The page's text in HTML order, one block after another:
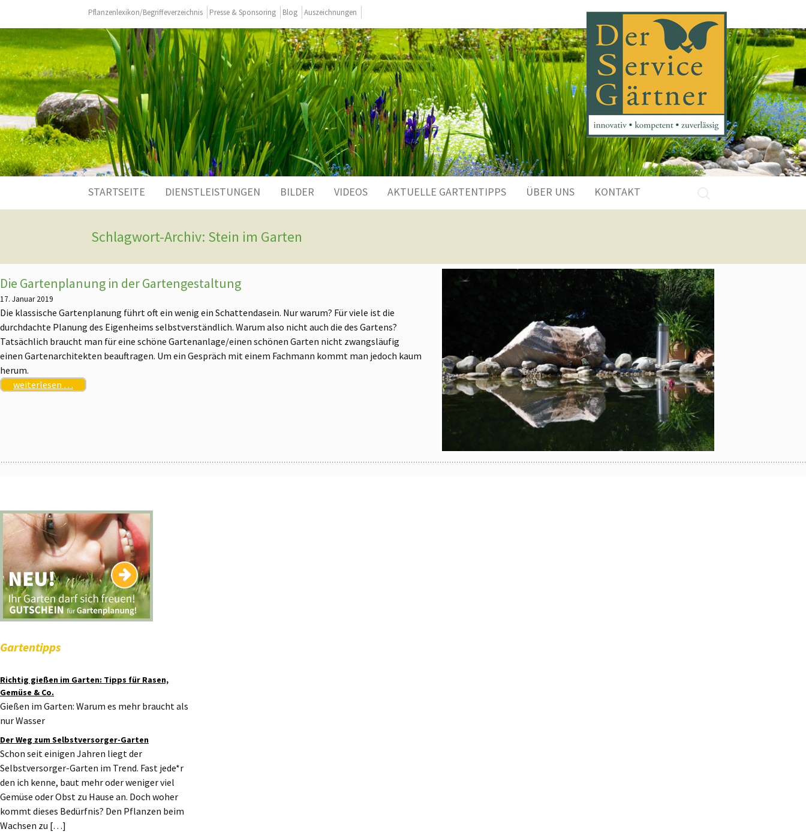
Pflanzenlexikon/Begriffeverzeichnis Presse & Sponsoring Blog Auszeichnungen
Inhalt
springen
STARTSEITE DIENSTLEISTUNGEN BILDER VIDEOS AKTUELLE GARTENTIPPS ÜBER UNS KONTAKT
Schlagwort-Archiv: Stein im Garten
Die Gartenplanung in der Gartengestaltung
17. Januar 2019
Die klassische Gartenplanung führt oft ein wenig ein Schattendasein. Nur warum? Für viele ist die
durchdachte Planung des Eigenheims selbstverständlich. Warum also nicht auch die des Gartens?
Tatsächlich braucht man für eine schöne Gartenanlage/einen schönen Garten nicht zwangsläufig
einen Gartenarchitekten beauftragen. Um ein Gespräch mit einem Fachmann kommt man jedoch kaum
herum.
weiterlesen …
Gartentipps
Richtig gießen im Garten: Tipps für Rasen,
Gemüse & Co.
Gießen im Garten: Warum es mehr braucht als
nur Wasser
Der Weg zum Selbstversorger-Garten
Schon seit einigen Jahren liegt der
Selbstversorger-Garten im Trend. Fast jede*r
den ich kenne, baut mehr oder weniger viel
Gemüse oder Obst zu Hause an. Doch woher
kommt dieses Bedürfnis? Den Pflanzen beim
Wachsen zu […]